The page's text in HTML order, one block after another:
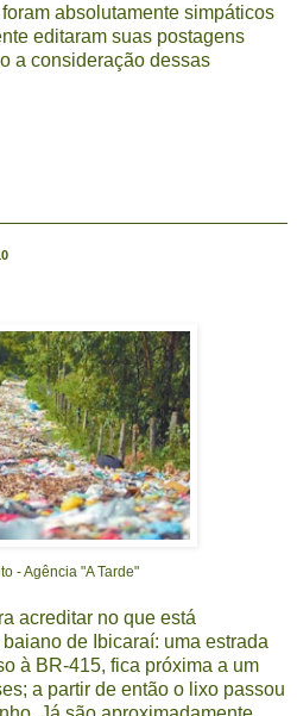
absolutamente simpáticos
editaram suas postagens
a consideração dessas
- Agência "A Tarde"
acreditar no que está
de Ibicaraí: uma estrada
à BR-415, fica próxima a um
a partir de então o lixo passou